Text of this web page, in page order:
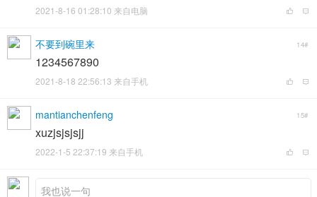
2021-8-16 01:28:10 来自电脑
不要到碗里来 14#
1234567890
2021-8-18 22:56:13 来自手机
mantianchenfeng 15#
xuzjsjsjsjj
2022-1-5 22:37:19 来自手机